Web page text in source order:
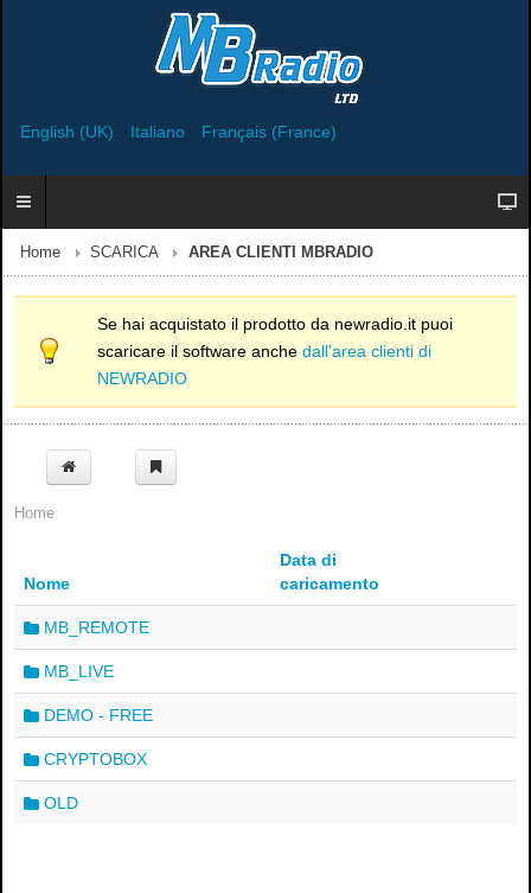
English (UK) Italiano Français (France)
Home SCARICA AREA CLIENTI MBRADIO
Se hai acquistato il prodotto da newradio.it puoi
scaricare il software anche dall'area clienti di
NEWRADIO
Home
Nome
Data di
caricamento
MB_REMOTE
MB_LIVE
DEMO - FREE
CRYPTOBOX
OLD